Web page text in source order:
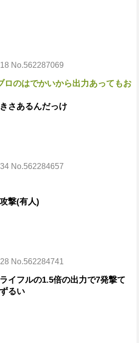
No.562287069
ロのはでかいから出力あってもお
さあるんだっけ
No.562284657
撃(有人)
No.562284741
イフルの1.5倍の出力で7発撃て
るい